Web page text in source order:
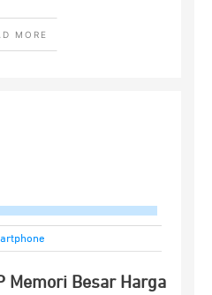
MORE
Memori Besar Harga